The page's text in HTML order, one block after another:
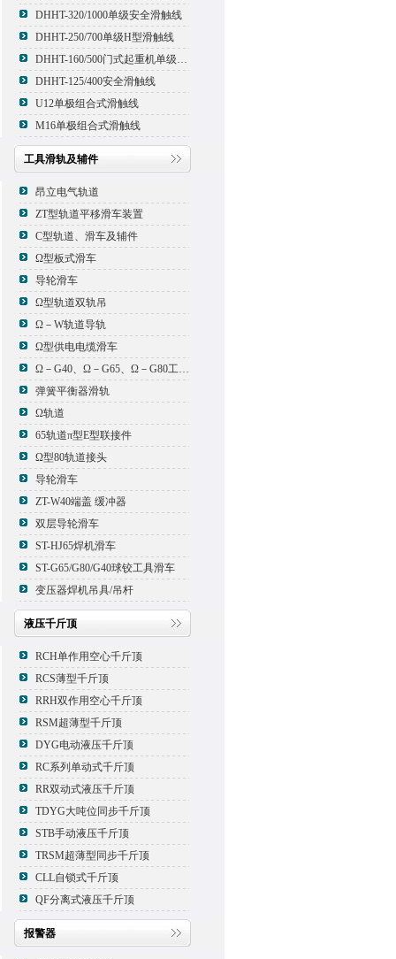
DHHT-320/1000单级安全滑触线
DHHT-250/700单级H型滑触线
DHHT-160/500门式起重机单级组合式滑触线
DHHT-125/400安全滑触线
U12单极组合式滑触线
M16单极组合式滑触线
工具滑轨及辅件
昂立电气轨道
ZT型轨道平移滑车装置
C型轨道、滑车及辅件
Ω型板式滑车
导轮滑车
Ω型轨道双轨吊
Ω－W轨道导轨
Ω型供电电缆滑车
Ω－G40、Ω－G65、Ω－G80工具滑车
弹簧平衡器滑轨
Ω轨道
65轨道π型E型联接件
Ω型80轨道接头
导轮滑车
ZT-W40端盖 缓冲器
双层导轮滑车
ST-HJ65焊机滑车
ST-G65/G80/G40球铰工具滑车
变压器焊机吊具/吊杆
液压千斤顶
RCH单作用空心千斤顶
RCS薄型千斤顶
RRH双作用空心千斤顶
RSM超薄型千斤顶
DYG电动液压千斤顶
RC系列单动式千斤顶
RR双动式液压千斤顶
TDYG大吨位同步千斤顶
STB手动液压千斤顶
TRSM超薄型同步千斤顶
CLL自锁式千斤顶
QF分离式液压千斤顶
报警器